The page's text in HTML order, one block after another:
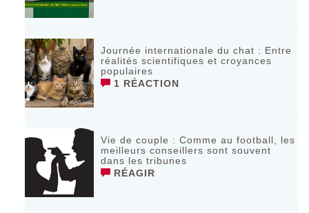
Journée internationale du chat : Entre
réalités scientifiques et croyances
populaires
1 RÉACTION
Vie de couple : Comme au football, les
meilleurs conseillers sont souvent
dans les tribunes
RÉAGIR